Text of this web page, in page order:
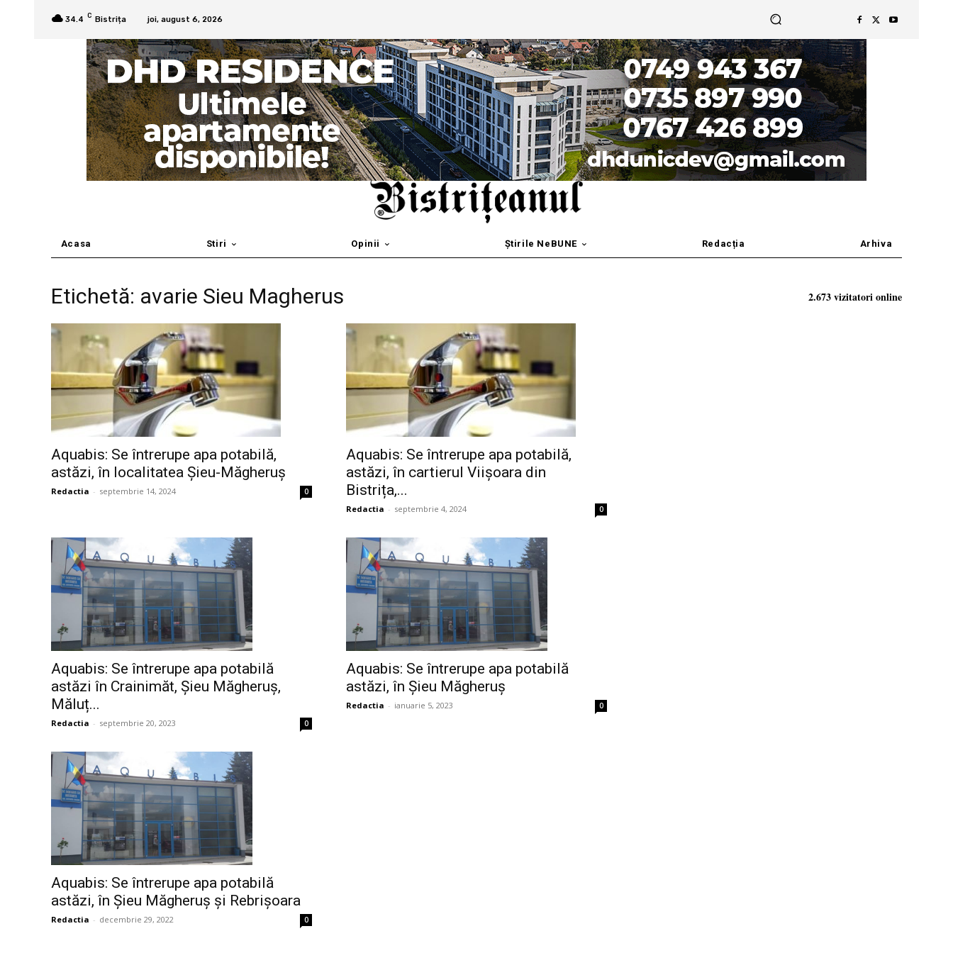
34.4 C Bistrița joi, august 6, 2026
Acasa Stiri Opinii Știrile NeBUNE Redacția Arhiva
Etichetă: avarie Sieu Magherus
Aquabis: Se întrerupe apa potabilă,
astăzi, în localitatea Șieu-Măgheruș
Redactia - septembrie 14, 2024 0
Aquabis: Se întrerupe apa potabilă,
astăzi, în cartierul Viișoara din
Bistrița,...
Redactia - septembrie 4, 2024 0
Aquabis: Se întrerupe apa potabilă
astăzi în Crainimăt, Șieu Măgheruș,
Măluț...
Redactia - septembrie 20, 2023 0
Aquabis: Se întrerupe apa potabilă
astăzi, în Șieu Măgheruș
Redactia - ianuarie 5, 2023 0
Aquabis: Se întrerupe apa potabilă
astăzi, în Șieu Măgheruș și Rebrișoara
Redactia - decembrie 29, 2022 0
2.673 vizitatori online